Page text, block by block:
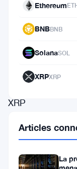
seuil
XRP
des
sur
Ethereum
BNBBNB
SolanaSOL
XRPXRP
Articles
La